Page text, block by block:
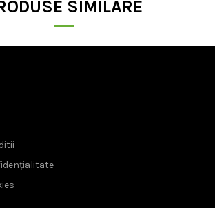
SIMILARE